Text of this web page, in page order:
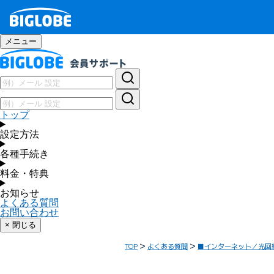
メニュー
トップ
設定方法
各種手続き
料金・特典
お知らせ
よくある質問
お問い合わせ
× 閉じる
TOP よくある質問 ■インターネット／光回